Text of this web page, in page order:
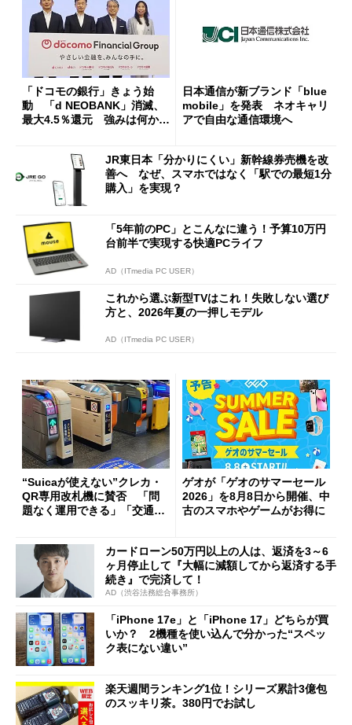
「ドコモの銀行」きょう始
動 「d NEOBANK」消滅、
最大4.5％還元 強みは何か解
日本通信が新ブランド「blue
mobile」を発表 ネオキャリ
アで自由な通信環境へ
JR東日本「分かりにくい」新幹線券売機を改
善へ なぜ、スマホではなく「駅での最短1分
購入」を実現？
「5年前のPC」とこんなに違う！予算10万円
台前半で実現する快適PCライフ
AD（ITmedia PC USER）
これから選ぶ新型TVはこれ！失敗しない選び
方と、2026年夏の一押しモデル
AD（ITmedia PC USER）
“Suicaが使えない”クレカ・
QR専用改札機に賛否 「問
題なく運用できる」「交通系I
ゲオが「ゲオのサマーセール
2026」を8月8日から開催、中
古のスマホやゲームがお得に
カードローン50万円以上の人は、返済を3～6
ヶ月停止して『大幅に減額してから返済する手
続き』で完済して！
AD（渋谷法務総合事務所）
「iPhone 17e」と「iPhone 17」どちらが買
いか？ 2機種を使い込んで分かった“スペッ
ク表にない違い”
楽天週間ランキング1位！シリーズ累計3億包
のスッキリ茶。380円でお試し